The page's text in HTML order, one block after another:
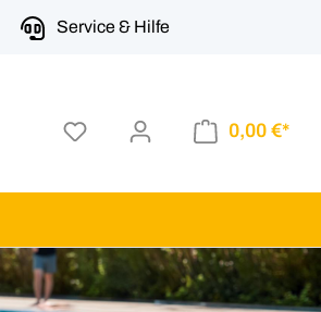
Service & Hilfe
0,00 €*